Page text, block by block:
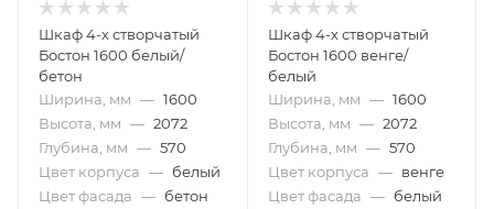
Шкаф 4-х створчатый
Бостон 1600 белый/
бетон
Ширина, мм — 1600
Высота, мм — 2072
Глубина, мм — 570
Цвет корпуса — белый
Цвет фасада — бетон
Шкаф 4-х створчатый
Бостон 1600 венге/
белый
Ширина, мм — 1600
Высота, мм — 2072
Глубина, мм — 570
Цвет корпуса — венге
Цвет фасада — белый